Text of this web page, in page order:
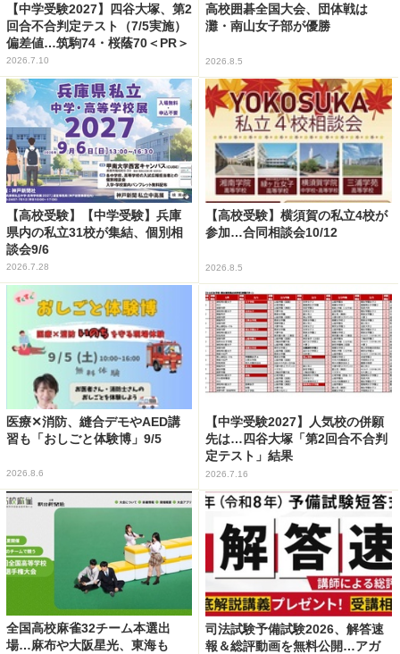
【中学受験2027】四谷大塚、第2
回合不合判定テスト（7/5実施）
偏差値…筑駒74・桜蔭70＜PR＞
2026.7.10
高校囲碁全国大会、団体戦は
灘・南山女子部が優勝
2026.8.5
【高校受験】【中学受験】兵庫
県内の私立31校が集結、個別相
談会9/6
2026.7.28
【高校受験】横須賀の私立4校が
参加…合同相談会10/12
2026.8.5
医療✕消防、縫合デモやAED講
習も「おしごと体験博」9/5
2026.8.6
【中学受験2027】人気校の併願
先は…四谷大塚「第2回合不合判
定テスト」結果
2026.7.16
全国高校麻雀32チーム本選出
場…麻布や大阪星光、東海も
司法試験予備試験2026、解答速
報＆総評動画を無料公開…アガ